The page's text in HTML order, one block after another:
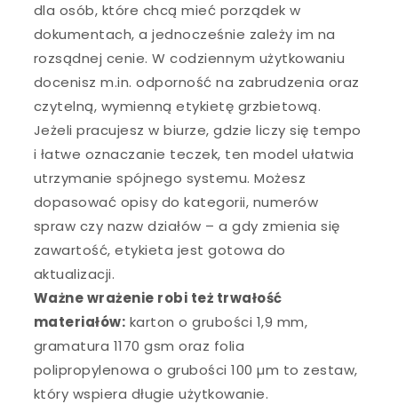
dla osób, które chcą mieć porządek w
dokumentach, a jednocześnie zależy im na
rozsądnej cenie. W codziennym użytkowaniu
docenisz m.in. odporność na zabrudzenia oraz
czytelną, wymienną etykietę grzbietową.
Jeżeli pracujesz w biurze, gdzie liczy się tempo
i łatwe oznaczanie teczek, ten model ułatwia
utrzymanie spójnego systemu. Możesz
dopasować opisy do kategorii, numerów
spraw czy nazw działów – a gdy zmienia się
zawartość, etykieta jest gotowa do
aktualizacji.
Ważne wrażenie robi też trwałość
materiałów: karton o grubości 1,9 mm,
gramatura 1170 gsm oraz folia
polipropylenowa o grubości 100 µm to zestaw,
który wspiera długie użytkowanie.